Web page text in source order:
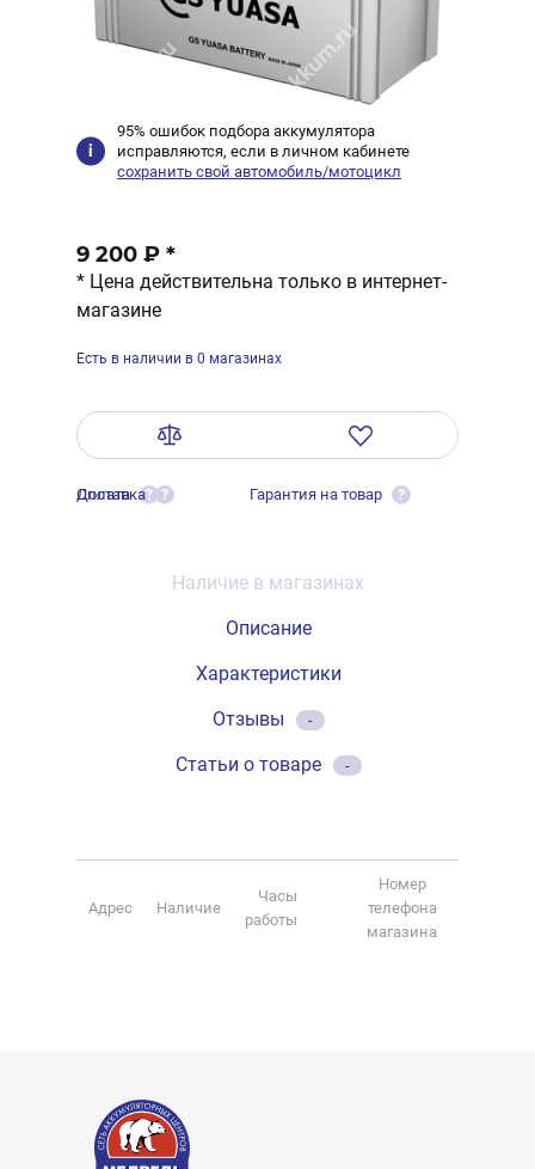
95% ошибок подбора аккумулятора
исправляются, если в личном кабинете
сохранить свой автомобиль/мотоцикл
9 200 ₽ *
* Цена действительна только в интернет-
магазине
Есть в наличии в 0 магазинах
Оплата ?
Доставка ? Гарантия на товар ?
Наличие в магазинах
Описание
Характеристики
Отзывы
-
Статьи о товаре -
Адрес Наличие
Часы
работы
Номер
телефона
магазина